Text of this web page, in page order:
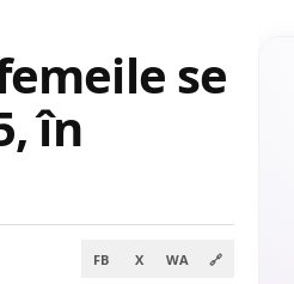
se
în
FB X WA 🔗